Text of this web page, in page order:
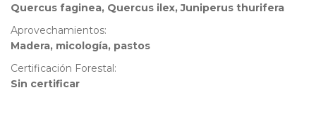
Quercus faginea, Quercus ilex, Juniperus thurifera
Aprovechamientos:
Madera, micología, pastos
Certificación Forestal:
Sin certificar